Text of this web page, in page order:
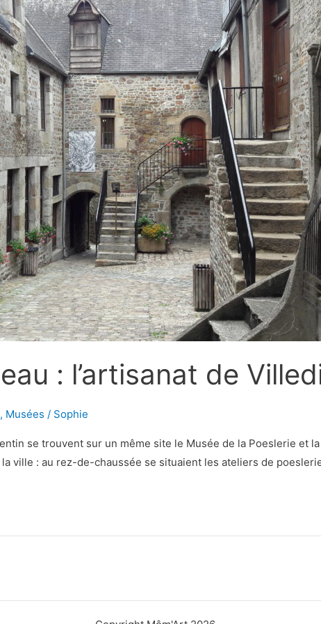
: l’artisanat de
, Musées / Sophie
se trouvent sur un même site le Musée de la Poeslerie et
ville : au rez-de-chaussée se situaient les ateliers de